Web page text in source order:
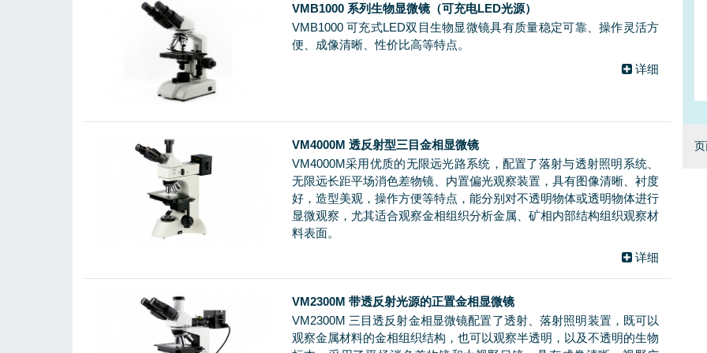
VMB1000 系列生物显微镜（可充电LED光源）
VMB1000 可充式LED双目生物显微镜具有质量稳定可靠、操作灵活方
便、成像清晰、性价比高等特点。
详细
VM4000M 透反射型三目金相显微镜
VM4000M采用优质的无限远光路系统，配置了落射与透射照明系统、
无限远长距平场消色差物镜、内置偏光观察装置，具有图像清晰、衬度
好，造型美观，操作方便等特点，能分别对不透明物体或透明物体进行
显微观察，尤其适合观察金相组织分析金属、矿相内部结构组织观察材
料表面。
详细
VM2300M 带透反射光源的正置金相显微镜
VM2300M 三目透反射金相显微镜配置了透射、落射照明装置，既可以
观察金属材料的金相组织结构，也可以观察半透明，以及不透明的生物